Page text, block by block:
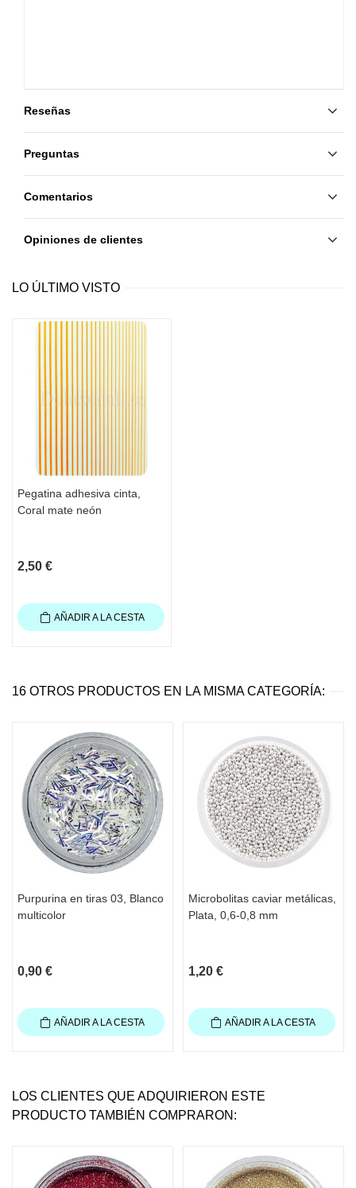
Reseñas
Preguntas
Comentarios
Opiniones de clientes
LO ÚLTIMO VISTO
Pegatina adhesiva cinta,
Coral mate neón
2,50 €
AÑADIR A LA CESTA
16 OTROS PRODUCTOS EN LA MISMA CATEGORÍA:
Purpurina en tiras 03, Blanco
multicolor
0,90 €
AÑADIR A LA CESTA
Microbolitas caviar metálicas,
Plata, 0,6-0,8 mm
1,20 €
AÑADIR A LA CESTA
LOS CLIENTES QUE ADQUIRIERON ESTE
PRODUCTO TAMBIÉN COMPRARON: